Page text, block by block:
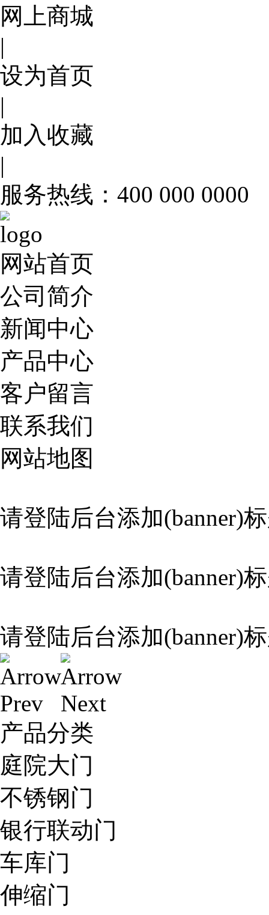
网上商城
|
设为首页
|
加入收藏
|
服务热线：400 000 0000
网站首页
公司简介
新闻中心
产品中心
客户留言
联系我们
网站地图
请登陆后台添加(banner)
请登陆后台添加(banner)
请登陆后台添加(banner)
产品分类
庭院大门
不锈钢门
银行联动门
车库门
伸缩门